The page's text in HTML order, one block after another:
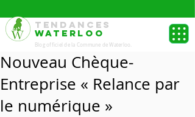
TENDANCES
WATERLOO
Blog officiel de la Commune de Waterloo.
Nouveau Chèque-
Entreprise « Relance par
le numérique »